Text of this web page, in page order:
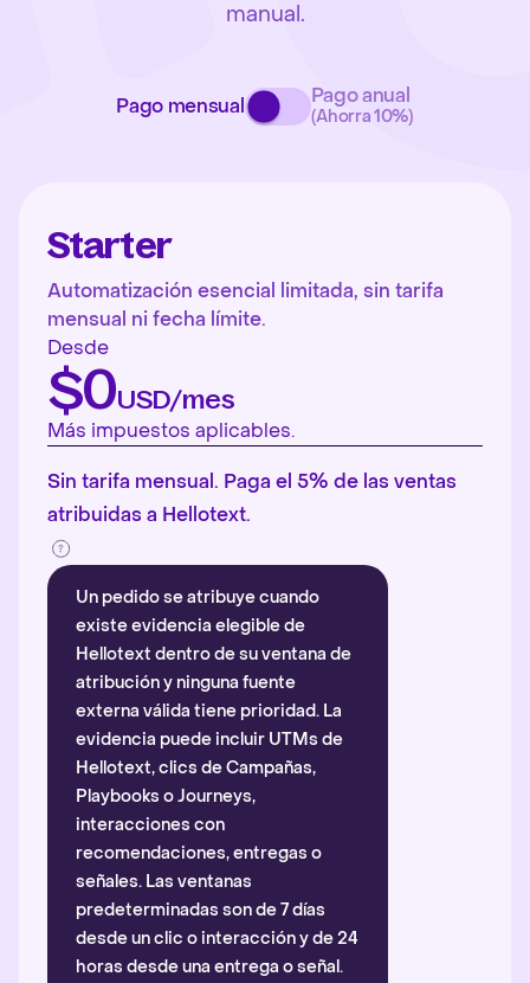
manual.
Pago mensual Pago anual
(Ahorra 10%)
Starter
Automatización esencial limitada, sin tarifa
mensual ni fecha límite.
Desde
$0USD/mes
Más impuestos aplicables.
Sin tarifa mensual. Paga el 5% de las ventas
atribuidas a Hellotext.
Un pedido se atribuye cuando
existe evidencia elegible de
Hellotext dentro de su ventana de
atribución y ninguna fuente
externa válida tiene prioridad. La
evidencia puede incluir UTMs de
Hellotext, clics de Campañas,
Playbooks o Journeys,
interacciones con
recomendaciones, entregas o
señales. Las ventanas
predeterminadas son de 7 días
desde un clic o interacción y de 24
horas desde una entrega o señal.